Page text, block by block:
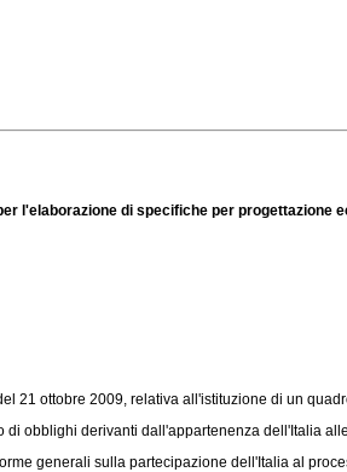
l'elaborazione di specifiche per progettazione
21 ottobre 2009, relativa all'istituzione di un
di obblighi derivanti dall'appartenenza dell'Italia
generali sulla partecipazione dell'Italia al